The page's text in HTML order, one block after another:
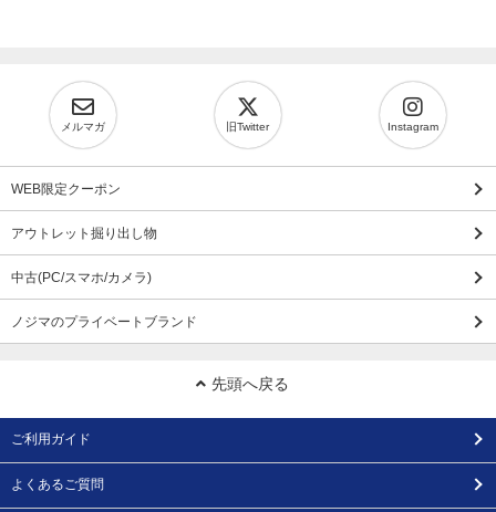
メルマガ 旧Twitter Instagram
WEB限定クーポン
アウトレット掘り出し物
中古(PC/スマホ/カメラ)
ノジマのプライベートブランド
先頭へ戻る
ご利用ガイド
よくあるご質問